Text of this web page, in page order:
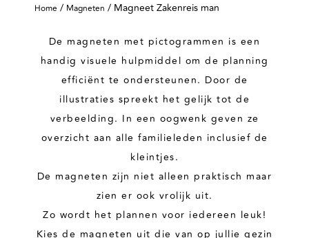
Home / Magneten / Magneet Zakenreis man
De magneten met pictogrammen is een
handig visuele hulpmiddel om de planning
efficiënt te ondersteunen. Door de
illustraties spreekt het gelijk tot de
verbeelding. In een oogwenk geven ze
overzicht aan alle familieleden inclusief de
kleintjes.
De magneten zijn niet alleen praktisch maar
zien er ook vrolijk uit.
Zo wordt het plannen voor iedereen leuk!
Kies de magneten uit die van op jullie gezin